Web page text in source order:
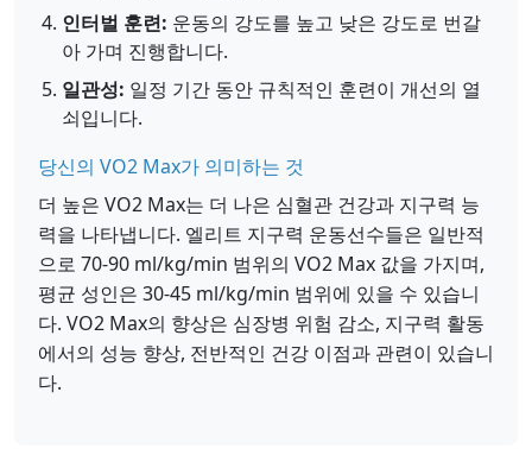
인터벌 훈련: 운동의 강도를 높고 낮은 강도로 번갈
아 가며 진행합니다.
일관성: 일정 기간 동안 규칙적인 훈련이 개선의 열
쇠입니다.
당신의 VO2 Max가 의미하는 것
더 높은 VO2 Max는 더 나은 심혈관 건강과 지구력 능
력을 나타냅니다. 엘리트 지구력 운동선수들은 일반적
으로 70-90 ml/kg/min 범위의 VO2 Max 값을 가지며,
평균 성인은 30-45 ml/kg/min 범위에 있을 수 있습니
다. VO2 Max의 향상은 심장병 위험 감소, 지구력 활동
에서의 성능 향상, 전반적인 건강 이점과 관련이 있습니
다.